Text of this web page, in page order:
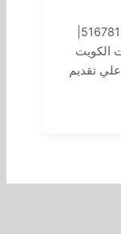
الكويت
تقديم